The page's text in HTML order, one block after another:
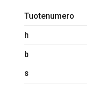
Tuotenumero
h
b
s